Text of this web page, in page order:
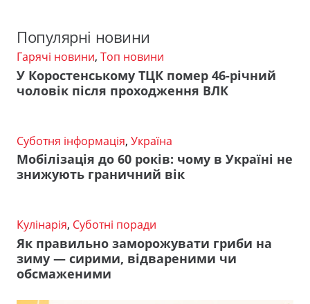
Популярні новини
Гарячі новини, Топ новини
У Коростенському ТЦК помер 46-річний
чоловік після проходження ВЛК
Суботня інформація, Україна
Мобілізація до 60 років: чому в Україні не
знижують граничний вік
Кулінарія, Суботні поради
Як правильно заморожувати гриби на
зиму — сирими, відвареними чи
обсмаженими